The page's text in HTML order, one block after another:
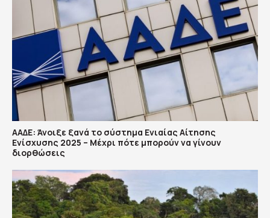
ΑΑΔΕ: Άνοιξε ξανά το σύστημα Ενιαίας Αίτησης
Ενίσχυσης 2025 – Μέχρι πότε μπορούν να γίνουν
διορθώσεις